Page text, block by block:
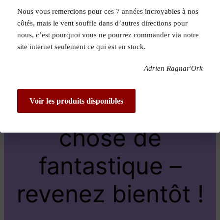
Pardon pour le
dérangement !
Nous travaillons
sur quelque
chose de
fantastique –
revenez bientôt !
Nous vous remercions pour ces 7 années incroyables à nos
côtés, mais le vent souffle dans d’autres directions pour
nous, c’est pourquoi vous ne pourrez commander via notre
site internet seulement ce qui est en stock.
Adrien Ragnar'Ork
Voir les produits disponibles